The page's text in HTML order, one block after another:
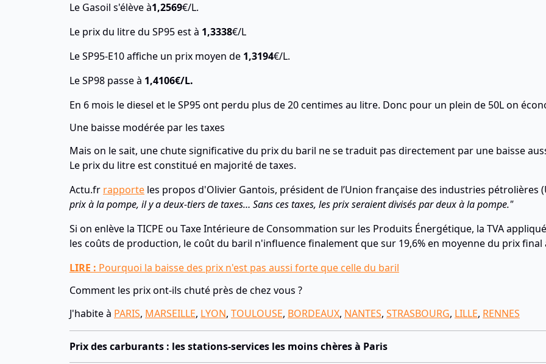
Le Gasoil s'élève à1,2569€/L.
Le prix du litre du SP95 est à 1,3338€/L
Le SP95-E10 affiche un prix moyen de 1,3194€/L.
Le SP98 passe à 1,4106€/L.
En 6 mois le diesel et le SP95 ont perdu plus de 20 centimes au litre. Donc pour un plein de 50L on
Une baisse modérée par les taxes
Mais on le sait, une chute significative du prix du baril ne se traduit pas directement par une baisse
Le prix du litre est constitué en majorité de taxes.
Actu.fr rapporte les propos d'Olivier Gantois, président de l’Union française des industries pétrolières
prix à la pompe, il y a deux-tiers de taxes… Sans ces taxes, les prix seraient divisés par deux à la pompe."
Si on enlève la TICPE ou Taxe Intérieure de Consommation sur les Produits Énergétique, la TVA
les coûts de production, le coût du baril n'influence finalement que sur 19,6% en moyenne du prix
LIRE : Pourquoi la baisse des prix n'est pas aussi forte que celle du baril
Comment les prix ont-ils chuté près de chez vous ?
J'habite à PARIS, MARSEILLE, LYON, TOULOUSE, BORDEAUX, NANTES, STRASBOURG, LILLE, RENNES
Prix des carburants : les stations-services les moins chères à Paris